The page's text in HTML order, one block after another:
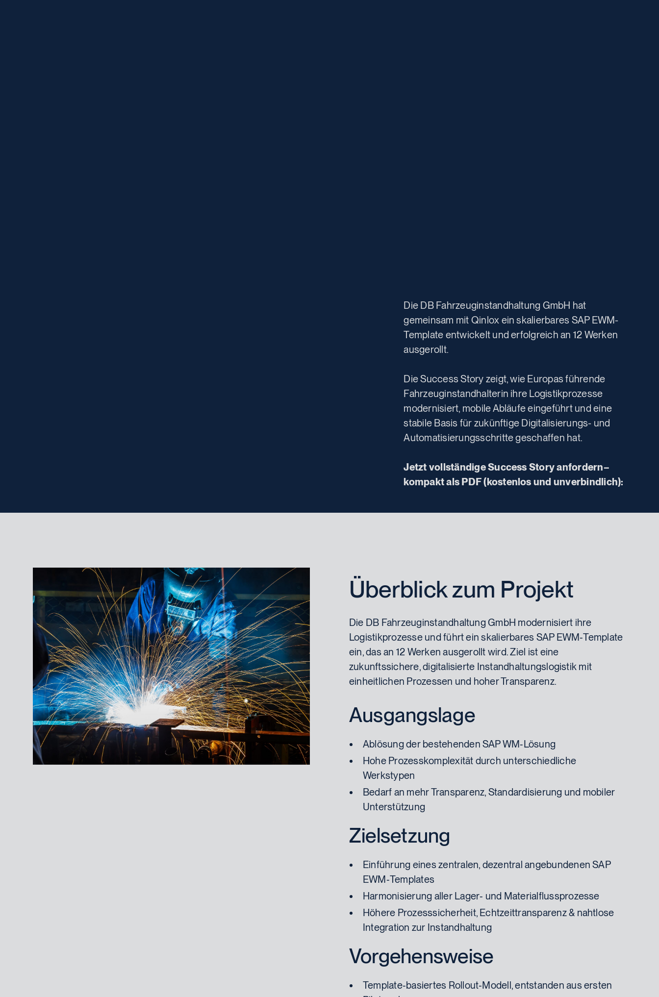
Die DB Fahrzeuginstandhaltung GmbH hat
gemeinsam mit Qinlox ein skalierbares SAP EWM-
Template entwickelt und erfolgreich an 12 Werken
ausgerollt.
Die Success Story zeigt, wie Europas führende
Fahrzeuginstandhalterin ihre Logistikprozesse
modernisiert, mobile Abläufe eingeführt und eine
stabile Basis für zukünftige Digitalisierungs- und
Automatisierungsschritte geschaffen hat.
Jetzt vollständige Success Story anfordern–
kompakt als PDF (kostenlos und unverbindlich):
Überblick zum Projekt
Die DB Fahrzeuginstandhaltung GmbH modernisiert ihre
Logistikprozesse und führt ein skalierbares SAP EWM‑Template
ein, das an 12 Werken ausgerollt wird. Ziel ist eine
zukunftssichere, digitalisierte Instandhaltungslogistik mit
einheitlichen Prozessen und hoher Transparenz.
Ausgangslage
Ablösung der bestehenden SAP WM‑Lösung
Hohe Prozesskomplexität durch unterschiedliche
Werkstypen
Bedarf an mehr Transparenz, Standardisierung und mobiler
Unterstützung
Zielsetzung
Einführung eines zentralen, dezentral angebundenen SAP
EWM‑Templates
Harmonisierung aller Lager‑ und Materialflussprozesse
Höhere Prozesssicherheit, Echtzeittransparenz & nahtlose
Integration zur Instandhaltung
Vorgehensweise
Template‑basiertes Rollout‑Modell, entstanden aus ersten